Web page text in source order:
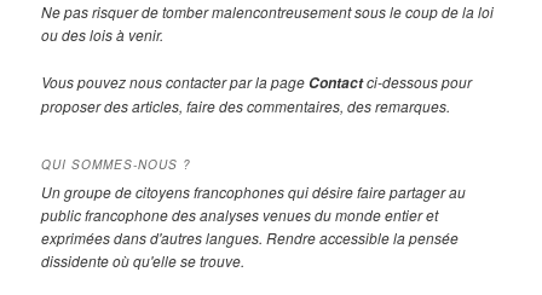
Ne pas risquer de tomber malencontreusement sous le coup de la loi
ou des lois à venir.
Vous pouvez nous contacter par la page Contactci-dessous pour
proposer des articles, faire des commentaires, des remarques.
QUI SOMMES-NOUS ?
Un groupe de citoyens francophones qui désire faire partager au
public francophone des analyses venues du monde entier et
exprimées dans d'autres langues. Rendre accessible la pensée
dissidente où qu'elle se trouve.